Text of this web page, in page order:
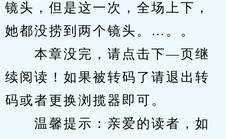
镜头，但是这一次，全场上下，
她都没捞到两个镜头。…。。
本章没完，请点击下—页继
续阅读！如果被转码了请退出转
码或者更换浏揽器即可。
温馨提示：亲爱的读者，如